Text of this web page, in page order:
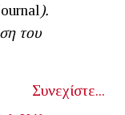
).
του
Συνεχίστε...